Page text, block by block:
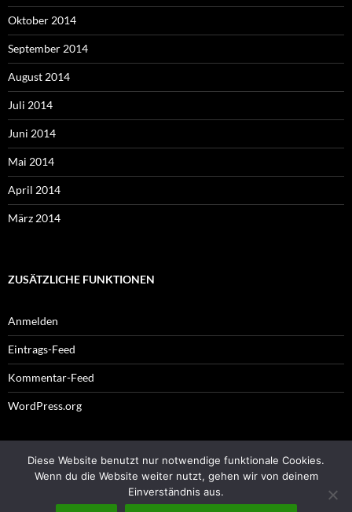
Oktober 2014
September 2014
August 2014
Juli 2014
Juni 2014
Mai 2014
April 2014
März 2014
ZUSÄTZLICHE FUNKTIONEN
Anmelden
Eintrags-Feed
Kommentar-Feed
WordPress.org
Impressum
Diese Website benutzt nur notwendige funktionale Cookies.
Wenn du die Website weiter nutzt, gehen wir von deinem
Einverständnis aus.